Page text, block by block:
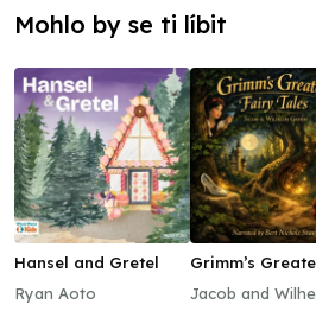
Mohlo by se ti líbit
Hansel and Gretel
Ryan Aoto
Grimm’s
Jacob and